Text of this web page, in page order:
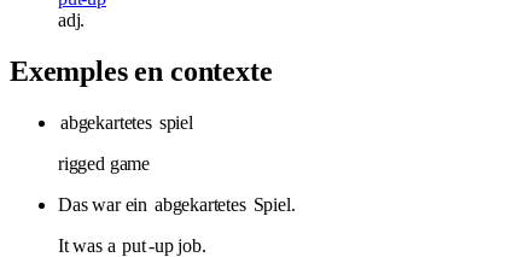
adj.
Exemples en contexte
abgekartetes spiel
rigged game
Das war ein abgekartetes Spiel.
It was a put-up job.